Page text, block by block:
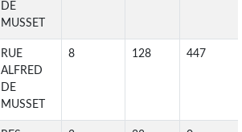
DE
MUSSET
RUE
ALFRED
DE
MUSSET
8 128 447